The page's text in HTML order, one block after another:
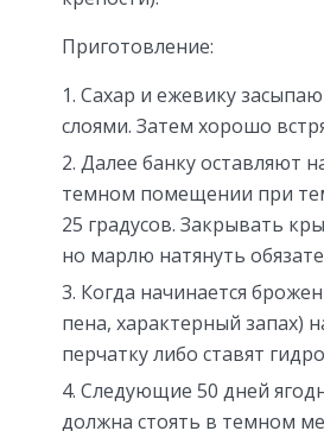
Приготовление:
Сахар и ежевику
слоями. Затем хорошо
Далее банку оставляют
темном помещении при
25 градусов. Закрывать
но марлю натянуть
Когда начинается
пена, характерный запах)
перчатку либо ставят
Следующие 50 дней
должна стоять в темном